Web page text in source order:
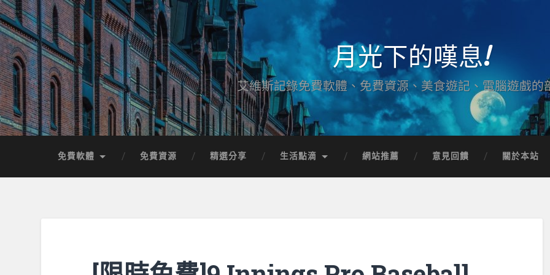
月光下的嘆息!
艾維斯記錄免費軟體、免費資源、美食遊記、電腦遊戲的
免費軟體 免費資源 精選分享 生活點滴 網站推薦 意見回饋 關於本站